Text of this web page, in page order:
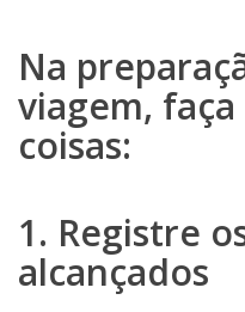
Na
viagem,
coisas:
1. Registre
alcançados